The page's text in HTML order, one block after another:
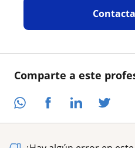
Comparte a este